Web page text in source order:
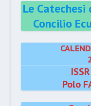
Le Catechesi
Concilio
Polo